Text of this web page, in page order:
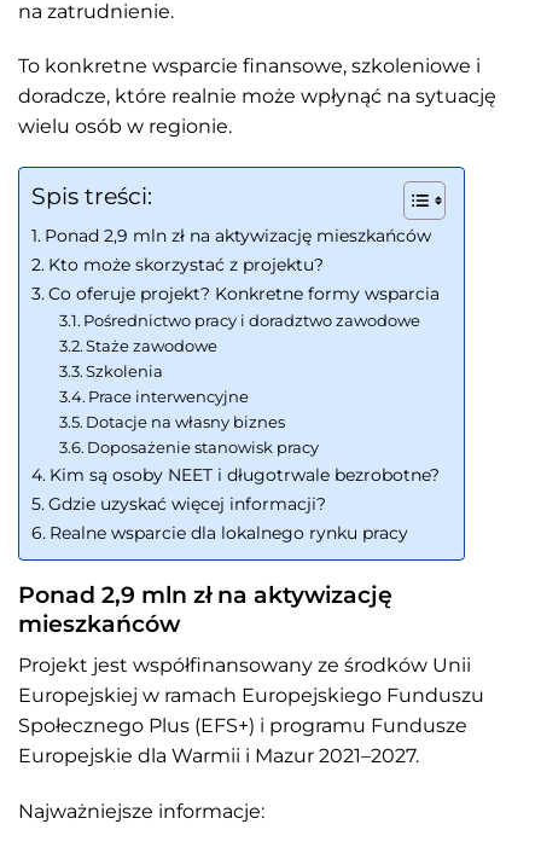
na zatrudnienie.
To konkretne wsparcie finansowe, szkoleniowe i
doradcze, które realnie może wpłynąć na sytuację
wielu osób w regionie.
Spis treści:
Ponad 2,9 mln zł na aktywizację mieszkańców
Kto może skorzystać z projektu?
Co oferuje projekt? Konkretne formy wsparcia
Pośrednictwo pracy i doradztwo zawodowe
Staże zawodowe
Szkolenia
Prace interwencyjne
Dotacje na własny biznes
Doposażenie stanowisk pracy
Kim są osoby NEET i długotrwale bezrobotne?
Gdzie uzyskać więcej informacji?
Realne wsparcie dla lokalnego rynku pracy
Ponad 2,9 mln zł na aktywizację
mieszkańców
Projekt jest współfinansowany ze środków Unii
Europejskiej w ramach Europejskiego Funduszu
Społecznego Plus (EFS+) i programu Fundusze
Europejskie dla Warmii i Mazur 2021–2027.
Najważniejsze informacje: